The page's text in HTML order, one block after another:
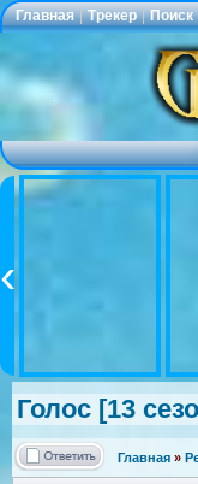
Главная | Трекер | Поиск
Голос [13
Главная »